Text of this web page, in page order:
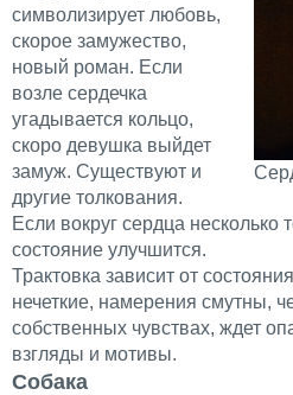
символизирует любовь,
скорое замужество,
новый роман. Если
возле сердечка
угадывается кольцо,
скоро девушка выйдет
замуж. Существуют и
другие толкования.
Если вокруг сердца несколько
состояние улучшится.
Трактовка зависит от
нечеткие, намерения смутны,
собственных чувствах, ждет
взгляды и мотивы.
Собака